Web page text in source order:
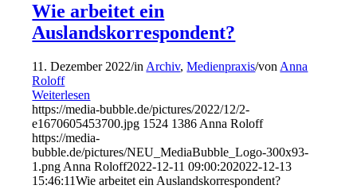
Wie arbeitet ein
Auslandskorrespondent?
11. Dezember 2022/in Archiv,Medienpraxis/von Anna
Roloff
Weiterlesen
https://media-bubble.de/pictures/2022/12/2-
e1670605453700.jpg 1524 1386 Anna Roloff
https://media-
bubble.de/pictures/NEU_MediaBubble_Logo-300x93-
1.png Anna Roloff2022-12-11 09:00:202022-12-13
15:46:11Wie arbeitet ein Auslandskorrespondent?